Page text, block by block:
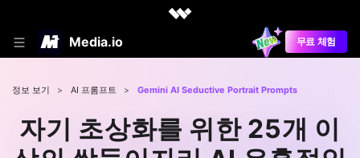
Media.io 무료 체험
정보 보기 > AI 프롬프트 > Gemini AI Seductive Portrait Prompts
자기 초상화를 위한 25개 이